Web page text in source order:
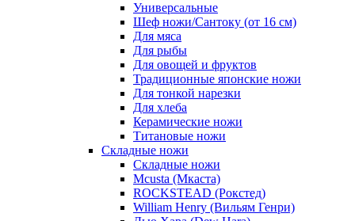
Универсальные
Шеф ножи/Сантоку (от 16 см)
Для мяса
Для рыбы
Для овощей и фруктов
Традиционные японские ножи
Для тонкой нарезки
Для хлеба
Керамические ножи
Титановые ножи
Складные ножи
Складные ножи
Mcusta (Мкаста)
ROCKSTEAD (Рокстед)
William Henry (Вильям Генри)